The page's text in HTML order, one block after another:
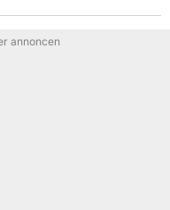
annoncen